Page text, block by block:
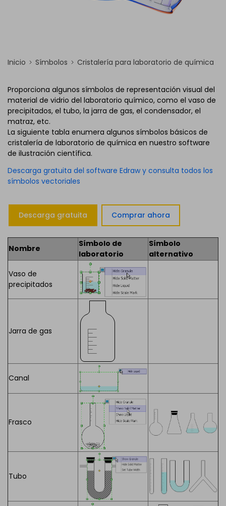
Inicio Símbolos Cristalería para laboratorio de química
Proporciona algunos símbolos de representación visual del
material de vidrio del laboratorio químico, como el vaso de
precipitados, el tubo, la jarra de gas, el condensador, el
matraz, etc.
La siguiente tabla enumera algunos símbolos básicos de
cristalería de laboratorio de química en nuestro software
de ilustración científica.
Descarga gratuita del software Edraw y consulta todos los
símbolos vectoriales
Descarga gratuita Comprar ahora
Nombre
Símbolo de
laboratorio
Símbolo
alternativo
Vaso de
precipitados
Jarra de gas
Canal
Frasco
Tubo